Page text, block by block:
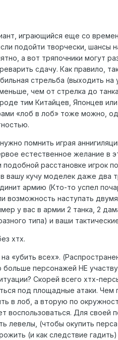
играющийся еще со
подойти творчески, шансы
а вот тряпочники могут
сдачу. Как правило,
стрельба (выходить на
чем от стрелка до
тим Китайцев, Японцев
«лоб в лоб» тоже можно,
помнить играя
естественное желание в
расстановке игрок
вашу кучу моделек даже два
армию (Кто-то успел
возможность наступать
у вас в армии 2 танка, 2
типа) и ваши
хтх.
«убить всех».
больше персонажей НЕ
Скорей всего хтх-
под площадные атаки.
в лоб, а вторую по
воспользоваться. Для своей
левелы, (чтобы окупить
(и как следствие